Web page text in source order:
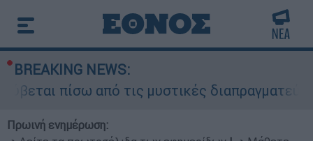
BREAKING NEWS:
πίσω από τις μυστικές
Πρωινή ενημέρωση: